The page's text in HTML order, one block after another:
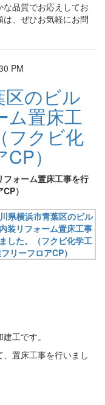
品質でお応えしてお
、ぜひお気軽にお問
PM
区のビル
ム置床工
フクビ化
）
ォーム置床工事を行
）
工です。
置床工事を行いまし